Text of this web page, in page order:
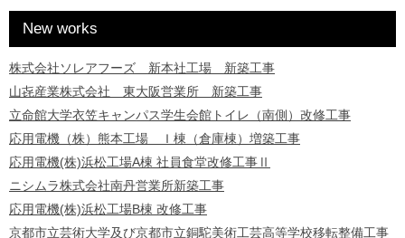
New works
株式会社ソレアフーズ 新本社工場 新築工事
山㐂産業株式会社 東大阪営業所 新築工事
立命館大学衣笠キャンパス学生会館トイレ（南側）改修工事
応用電機（株）熊本工場 Ｉ棟（倉庫棟）増築工事
応用電機(株)浜松工場A棟 社員食堂改修工事Ⅱ
ニシムラ株式会社南丹営業所新築工事
応用電機(株)浜松工場B棟 改修工事
京都市立芸術大学及び京都市立銅駝美術工芸高等学校移転整備工事